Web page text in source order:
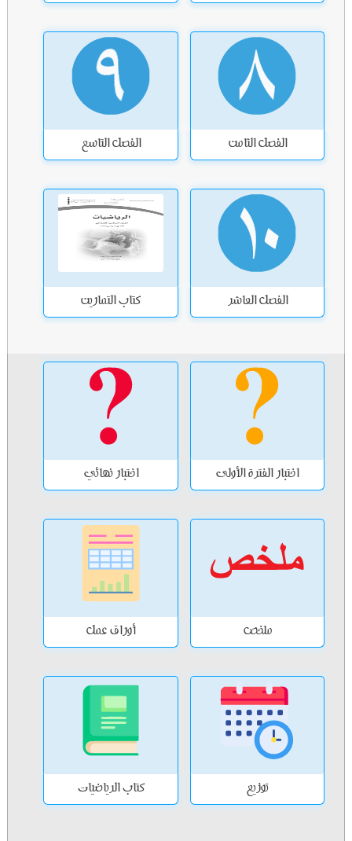
الفصل الثامن الفصل التاسع
الفصل العاشر كتاب التمارين
اختبار الفترة الأولى اختبار نهائي
ملخص أوراق عمل
توزيع كتاب الرياضيات